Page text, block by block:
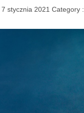
7 stycznia 2021 Category :